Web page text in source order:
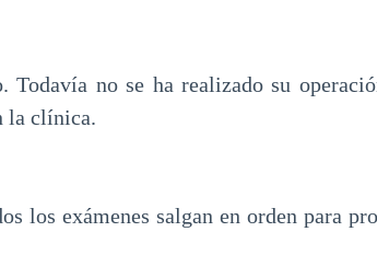
Todavía no se ha realizado su
la clínica.
los exámenes salgan en orden para